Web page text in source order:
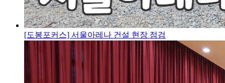
[도봉포커스] 서울아레나 건설 현장 점검